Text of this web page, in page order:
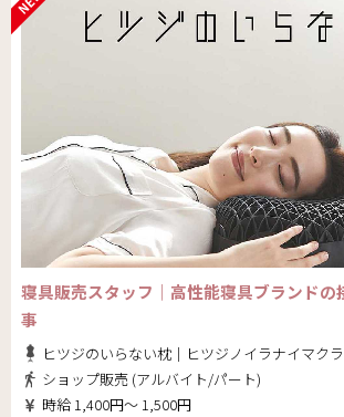
寝具販売スタッフ｜高性能寝具ブランドの
事
ヒツジのいらない枕｜ヒツジノイラナイマクラ
ショップ販売 (アルバイト/パート)
時給 1,400円～ 1,500円